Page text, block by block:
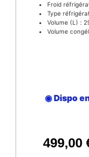
Froid
Type
Volume (L) :
Volume
◉ Dispo
499,00